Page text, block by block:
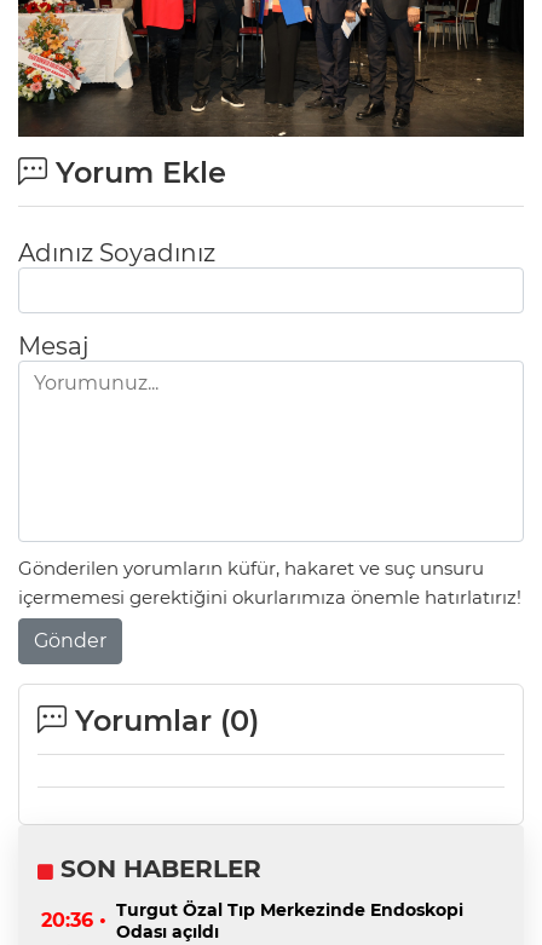
Yorum Ekle
Adınız Soyadınız
Mesaj
Gönderilen yorumların küfür, hakaret ve suç unsuru
içermemesi gerektiğini okurlarımıza önemle hatırlatırız!
Gönder
Yorumlar (0)
SON HABERLER
20:36 • Turgut Özal Tıp Merkezinde Endoskopi
Odası açıldı